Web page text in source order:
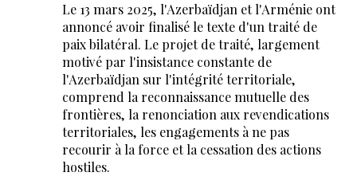
Le 13 mars 2025, l'Azerbaïdjan et l'Arménie ont
annoncé avoir finalisé le texte d'un traité de
paix bilatéral. Le projet de traité, largement
motivé par l'insistance constante de
l'Azerbaïdjan sur l'intégrité territoriale,
comprend la reconnaissance mutuelle des
frontières, la renonciation aux revendications
territoriales, les engagements à ne pas
recourir à la force et la cessation des actions
hostiles.